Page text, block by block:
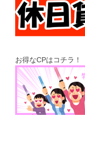
お得なCPはコチラ！